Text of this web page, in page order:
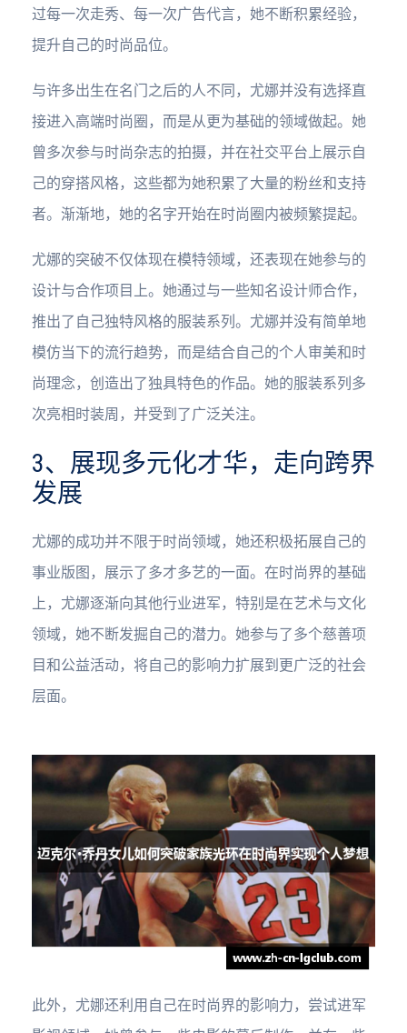
过每一次走秀、每一次广告代言，她不断积累经验，
提升自己的时尚品位。
与许多出生在名门之后的人不同，尤娜并没有选择直
接进入高端时尚圈，而是从更为基础的领域做起。她
曾多次参与时尚杂志的拍摄，并在社交平台上展示自
己的穿搭风格，这些都为她积累了大量的粉丝和支持
者。渐渐地，她的名字开始在时尚圈内被频繁提起。
尤娜的突破不仅体现在模特领域，还表现在她参与的
设计与合作项目上。她通过与一些知名设计师合作，
推出了自己独特风格的服装系列。尤娜并没有简单地
模仿当下的流行趋势，而是结合自己的个人审美和时
尚理念，创造出了独具特色的作品。她的服装系列多
次亮相时装周，并受到了广泛关注。
3、展现多元化才华，走向跨界
发展
尤娜的成功并不限于时尚领域，她还积极拓展自己的
事业版图，展示了多才多艺的一面。在时尚界的基础
上，尤娜逐渐向其他行业进军，特别是在艺术与文化
领域，她不断发掘自己的潜力。她参与了多个慈善项
目和公益活动，将自己的影响力扩展到更广泛的社会
层面。
此外，尤娜还利用自己在时尚界的影响力，尝试进军